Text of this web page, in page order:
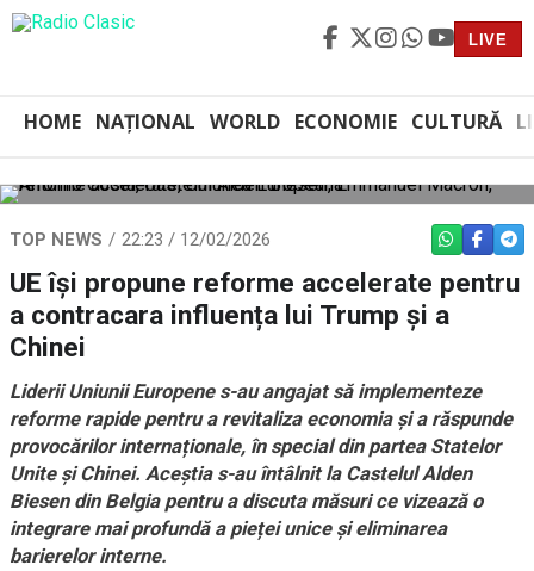
LIVE
HOME NAȚIONAL WORLD ECONOMIE CULTURĂ
TOP NEWS 22:23 / 12/02/2026 WHATSAPP
UE își propune reforme accelerate pentru
a contracara influența lui Trump și a
Chinei
Liderii Uniunii Europene s-au angajat să implementeze
reforme rapide pentru a revitaliza economia și a răspunde
provocărilor internaționale, în special din partea Statelor
Unite și Chinei. Aceștia s-au întâlnit la Castelul Alden
Biesen din Belgia pentru a discuta măsuri ce vizează o
integrare mai profundă a pieței unice și eliminarea
barierelor interne.